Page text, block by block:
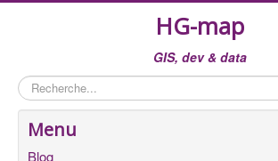
HG-map
GIS, dev & data
Rechercher
Menu
Blog